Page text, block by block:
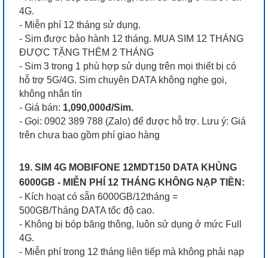
4G.
- Miễn phí 12 tháng sử dụng.
- Sim được bảo hành 12 tháng. MUA SIM 12 THÁNG
ĐƯỢC TẶNG THÊM 2 THÁNG
- Sim 3 trong 1 phù hợp sử dụng trên mọi thiết bị có
hỗ trợ 5G/4G. Sim chuyên DATA không nghe gọi,
không nhắn tín
- Giá bán: 1,090,000đ/Sim.
- Gọi: 0902 389 788 (Zalo) để được hỗ trợ. Lưu ý: Giá
trên chưa bao gồm phí giao hàng
19. SIM 4G MOBIFONE 12MDT150 DATA KHỦNG
6000GB - MIỄN PHÍ 12 THÁNG KHÔNG NẠP TIỀN:
- Kích hoạt có sẵn 6000GB/12tháng =
500GB/Tháng DATA tốc độ cao.
- Không bị bóp băng thông, luôn sử dụng ở mức Full
4G.
- Miễn phí trong 12 tháng liên tiếp mà không phải nạp